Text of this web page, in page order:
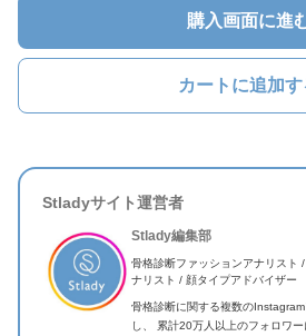
購入画面に進
カートに追加す
Stladyサイト運営者
Stlady編集部
骨格診断ファッションアナリスト
ナリスト / 顔タイプアドバイザー
骨格診断に関する複数の
し、 累計20万人以上のフォロワ